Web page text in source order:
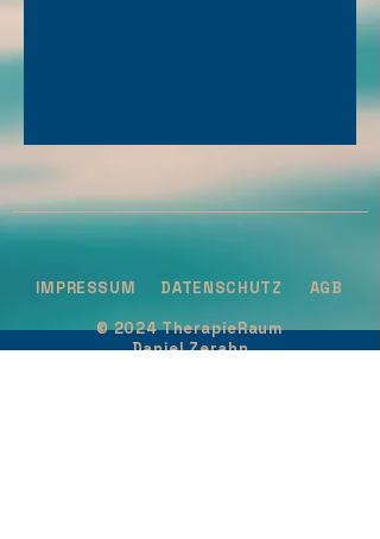
IMPRESSUM DATENSCHUTZ
AGB
​© 2024 TherapieRaum
Daniel Zerahn